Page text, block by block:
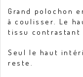
Grand polochon
à coulisser. Le
tissu contrastant
Seul le haut
reste.